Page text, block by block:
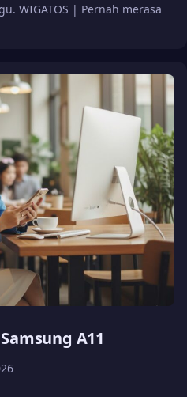
WIGATOS | Pernah merasa
A11